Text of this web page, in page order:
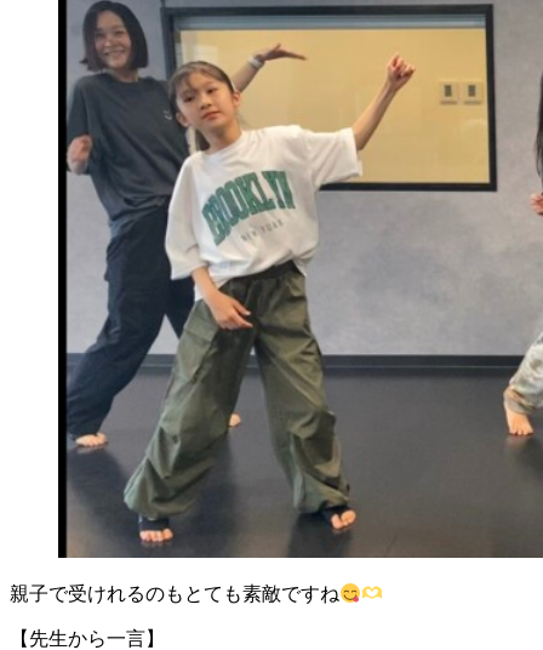
親子で受けれるのもとても素敵ですね
【先生から一言】